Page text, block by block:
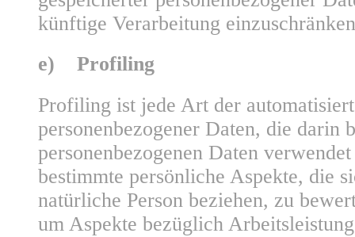
künftige Verarbeitung
e) Profiling
Profiling ist jede Art der
personenbezogener Daten, die darin
personenbezogenen Daten
bestimmte persönliche Aspekte, die
natürliche Person beziehen, zu
um Aspekte bezüglich